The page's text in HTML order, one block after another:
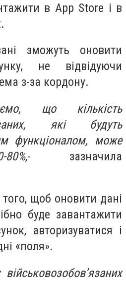
в App Store і в
зможуть оновити
не відвідуючи
з-за кордону.
що кількість
які будуть
функціоналом, може
,- зазначила
щоб оновити дані
буде завантажити
авторизуватися і
«поля».